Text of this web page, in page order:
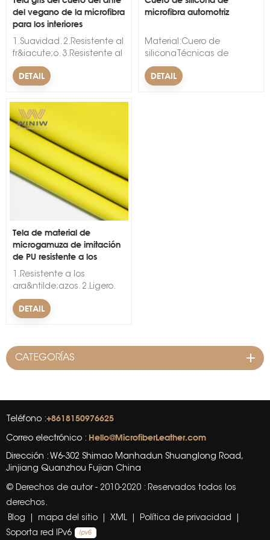
del vegano de la microfibra
para los interiores
automotrices
1.Suavidad. 2.Resistente al
fr&iacute;o. 3.Resistente al
envejecimiento. &nbsp;
&nbsp;
DETAIL
microfibra automotriz
Material:Cuero de
siliconaTécnicas de
respaldo:no
tejidoPatrón:en
DETAIL
Tela de material de
microgamuza de imitación
de PU resistente a los
arañazos para automóviles
1.Resistente a los
ara&ntilde;azos. 2.Ligero.
3.Alta resistencia a la
tracci&oacute;n. &nbsp;
DETAIL
CATEGORÍAS
Teléfono :+8618150976625
Correo electrónico : Hello@MicrofiberLeather.com
Dirección : W6-302 Shimao Manhadun Shuanglong Road,
Jinjiang Quanzhou Fujian China
© Derechos de autor - 2010-2020 : Reservados todos los
derechos.
Blog
mapa del sitio XML Política de privacidad
Soporta red IPv6